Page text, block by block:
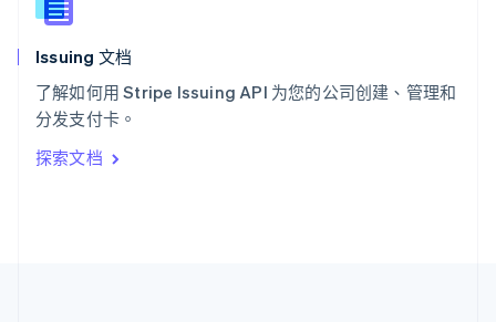
Issuing 文档
了解如何用 Stripe Issuing API 为您的公司创建、管理和
分发支付卡。
探索文档
新西兰
匈牙利
意大利
ItalianoEnglish
印度
English